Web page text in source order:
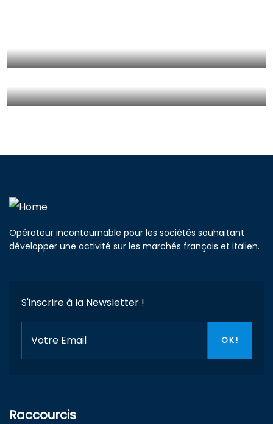
Opérateur incontournable pour les sociétés souhaitant
développer une activité sur les marchés français et italien.
S'inscrire à la Newsletter !
Raccourcis